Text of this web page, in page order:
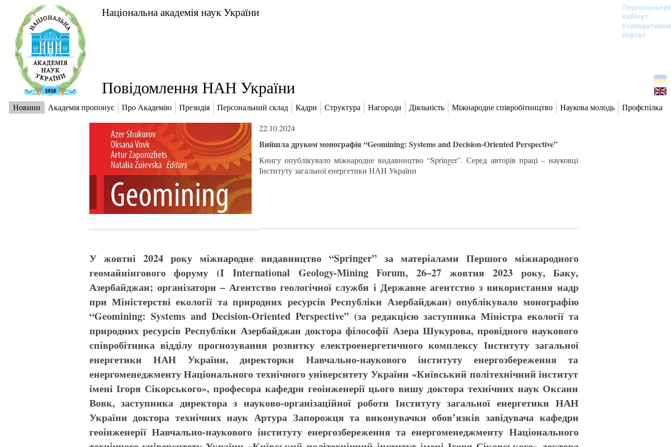
Національна академія наук України
кабінет
портал
Повідомлення НАН України
Новини Академія пропонує Про Академію Президія Персональний склад Кадри Структура Нагороди Діяльність Міжнародне співробітництво Наукова молодь Профспілка
22.10.2024
Вийшла друком монографія “Geomining: Systems and Decision-Oriented Perspective”
Книгу опублікувало міжнародне видавництво “Springer”. Серед авторів праці – науковці
Інституту загальної енергетики НАН України
У жовтні 2024 року міжнародне видавництво “Springer” за матеріалами Першого міжнародного
геомайнінгового форуму (I International Geology-Mining Forum, 26–27 жовтня 2023 року, Баку,
Азербайджан; організатори – Агентство геологічної служби і Державне агентство з використання надр
при Міністерстві екології та природних ресурсів Республіки Азербайджан) опублікувало монографію
“Geomining: Systems and Decision-Oriented Perspective” (за редакцією заступника Міністра екології та
природних ресурсів Республіки Азербайджан доктора філософії Азера Шукурова, провідного наукового
співробітника відділу прогнозування розвитку електроенергетичного комплексу Інституту загальної
енергетики НАН України, директорки Навчально-наукового інституту енергозбереження та
енергоменеджменту Національного технічного університету України «Київський політехнічний інститут
імені Ігоря Сікорського», професора кафедри геоінженерії цього вишу доктора технічних наук Оксани
Вовк, заступника директора з науково-організаційної роботи Інституту загальної енергетики НАН
України доктора технічних наук Артура Запорожця та виконувачки обов’язків завідувача кафедри
геоінженерії Навчально-наукового інституту енергозбереження та енергоменеджменту Національного